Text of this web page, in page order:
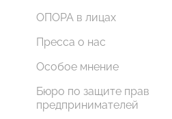
ОПОРА в лицах
Пресса о нас
Особое мнение
Бюро по защите прав
предпринимателей